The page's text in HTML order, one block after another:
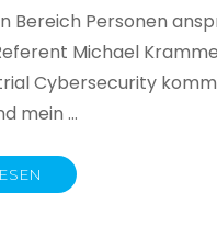
Bereich Personen
Michael
Cybersecurity
mein …